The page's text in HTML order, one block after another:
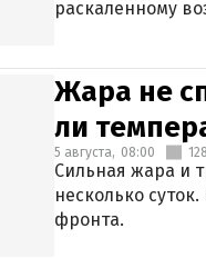
раскаленному
Жара не
ли
5 августа, 08:00
Сильная жара и
несколько
фронта.